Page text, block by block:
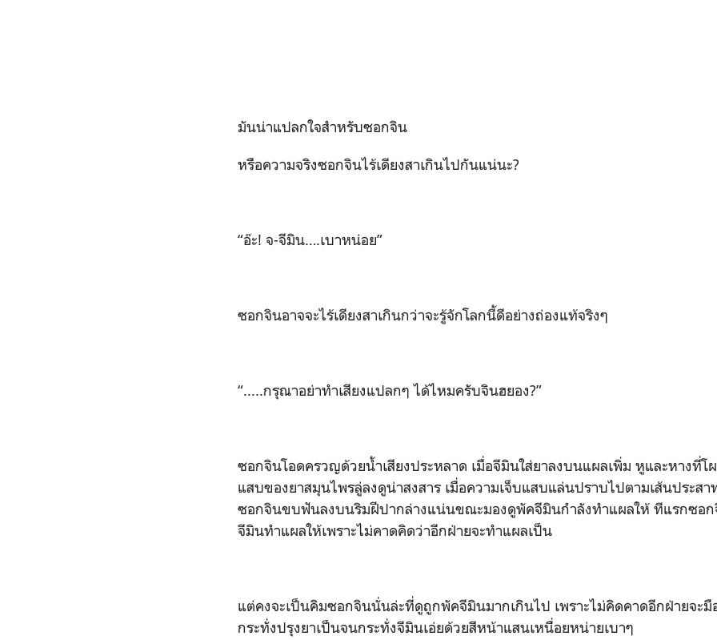
มันน่าแปลกใจสำหรับซอกจิน
หรือความจริงซอกจินไร้เดียงสาเกินไปกันแน่นะ?
“อ๊ะ! จ-จีมิน….เบาหน่อย”
ซอกจินอาจจะไร้เดียงสาเกินกว่าจะรู้จักโลกนี้ดีอย่างถ่องแท้จริงๆ
“.....กรุณาอย่าทำเสียงแปลกๆ ได้ไหมครับจินฮยอง?”
ซอกจินโอดครวญด้วยน้ำเสียงประหลาด เมื่อจีมินใส่ยาลงบนแผลเพิ่ม หูและหางที่โ
แสบของยาสมุนไพรลู่ลงดูน่าสงสาร เมื่อความเจ็บแสบแล่นปราบไปตามเส้นประส
ซอกจินขบฟันลงบนริมฝีปากล่างแน่นขณะมองดูพัคจีมินกำลังทำแผลให้ ทีแรกซอก
จีมินทำแผลให้เพราะไม่คาดคิดว่าอีกฝ่ายจะทำแผลเป็น
แต่คงจะเป็นคิมซอกจินนั่นล่ะที่ดูถูกพัคจีมินมากเกินไป เพราะไม่คิดคาดอีกฝ่ายจะมื
กระทั่งปรุงยาเป็นจนกระทั่งจีมินเอ่ยด้วยสีหน้าแสนเหนื่อยหน่ายเบาๆ